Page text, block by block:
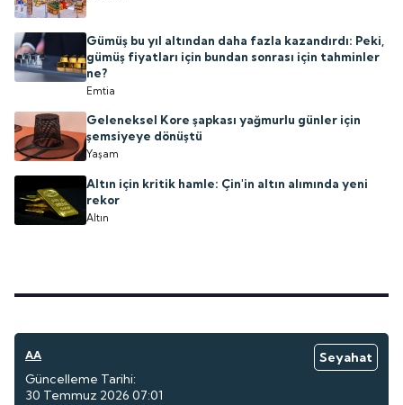
Gümüş bu yıl altından daha fazla kazandırdı: Peki,
gümüş fiyatları için bundan sonrası için tahminler
ne?
Emtia
Geleneksel Kore şapkası yağmurlu günler için
şemsiyeye dönüştü
Yaşam
Altın için kritik hamle: Çin'in altın alımında yeni
rekor
Altın
AA
Seyahat
Güncelleme Tarihi:
30 Temmuz 2026 07:01